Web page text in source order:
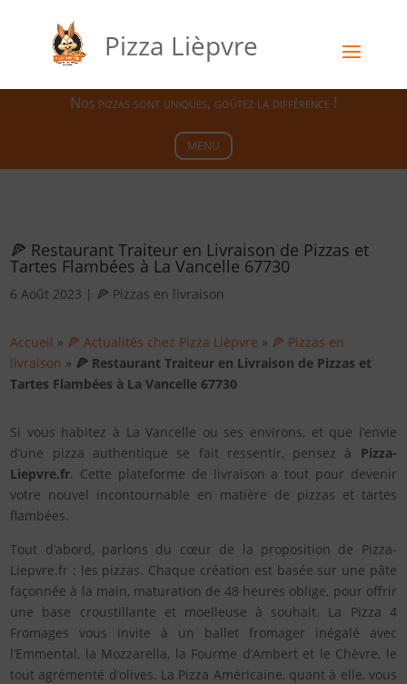
Pizza Lièpvre
Nos pizzas sont uniques, goûtez la différence !
MENU
🍕 Restaurant Traiteur en Livraison de Pizzas et
Tartes Flambées à La Vancelle 67730
6 Août 2023 | 🍕 Pizzas en livraison
Accueil » 🍕 Actualités chez Pizza Lièpvre » 🍕 Pizzas en
livraison » 🍕 Restaurant Traiteur en Livraison de Pizzas et
Tartes Flambées à La Vancelle 67730
Si vous habitez à La Vancelle ou ses environs, et que l’envie
d’une pizza authentique se fait ressentir, pensez à Pizza-
Liepvre.fr. Cette plateforme de livraison a tout pour devenir
votre nouvel incontournable en matière de pizzas et tartes
flambées.
Tout d’abord, parlons du cœur de la proposition de Pizza-
Liepvre.fr : les pizzas. Chaque création est basée sur une pâte
façonnée à la main, maturation de 48 heures oblige, pour offrir
une base croustillante et moelleuse à souhait. La Pizza 4
Fromages vous invite à un ballet fromager inégalé avec
l’Emmental, la Mozzarella, la Fourme d’Ambert et le Chèvre, le
tout agrémenté d’olives. La Pizza Américaine, quant à elle, vous